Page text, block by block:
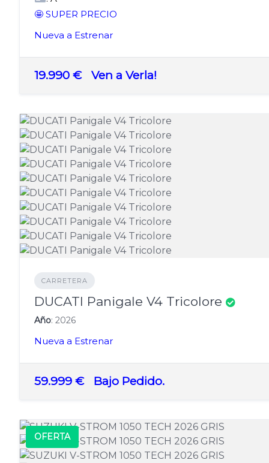
🤩 SUPER PRECIO
Nueva a Estrenar
19.990 € Ven a Verla!
CARRETERA
DUCATI Panigale V4 Tricolore
Año: 2026
Nueva a Estrenar
59.999 € Bajo Pedido.
OFERTA